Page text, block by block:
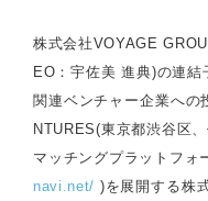
株式会社VOYAGE
EO：宇佐美 進典)の連結
関連ベンチャー企業への
NTURES(東京都渋谷区
マッチングプラットフォ
navi.net/ )を展開する株